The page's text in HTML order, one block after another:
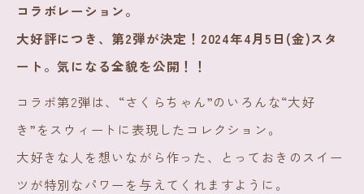
コラボレーション。
大好評につき、第2弾が決定！2024年4月5日(金)スタ
ート。気になる全貌を公開！！
コラボ第2弾は、“さくらちゃん”のいろんな“大好
き”をスウィートに表現したコレクション。
大好きな人を想いながら作った、とっておきのスイー
ツが特別なパワーを与えてくれますように。